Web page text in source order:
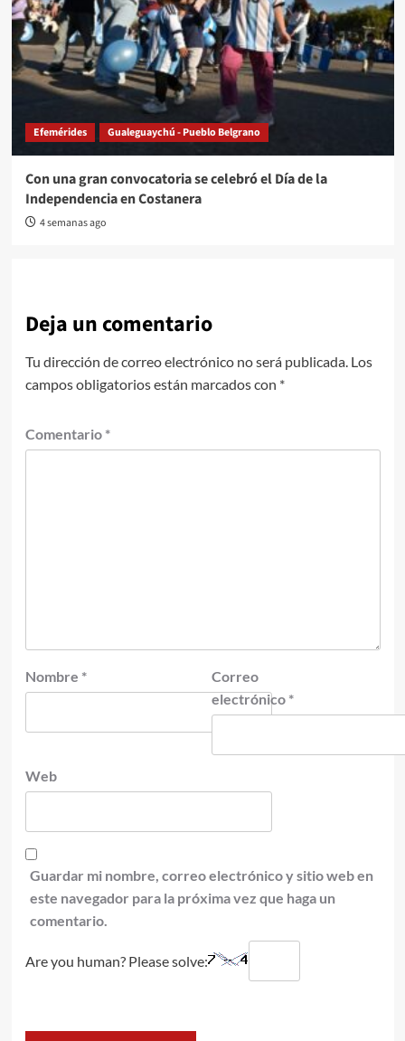
Efemérides Gualeguaychú - Pueblo Belgrano
Con una gran convocatoria se celebró el Día de la
Independencia en Costanera
4 semanas ago
Deja un comentario
Tu dirección de correo electrónico no será publicada. Los
campos obligatorios están marcados con *
Comentario *
Nombre *
Correo
electrónico *
Web
Guardar mi nombre, correo electrónico y sitio web en
este navegador para la próxima vez que haga un
comentario.
Are you human? Please solve: